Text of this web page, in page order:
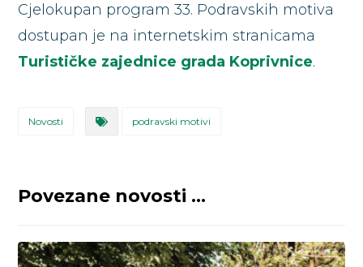
Cjelokupan program 33. Podravskih motiva
dostupan je na internetskim stranicama
Turističke zajednice grada Koprivnice.
Novosti podravski motivi
Povezane novosti ...